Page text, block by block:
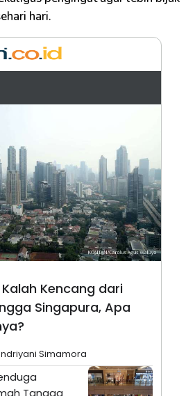
hari.
Kalah Kencang dari
Singapura, Apa
Simamora
Tangga